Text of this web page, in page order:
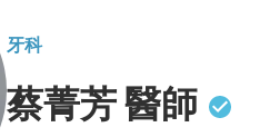
牙科
蔡菁芳醫師